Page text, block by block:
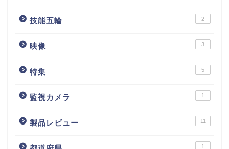
技能五輪 2
映像 3
特集 5
監視カメラ 1
製品レビュー 11
1